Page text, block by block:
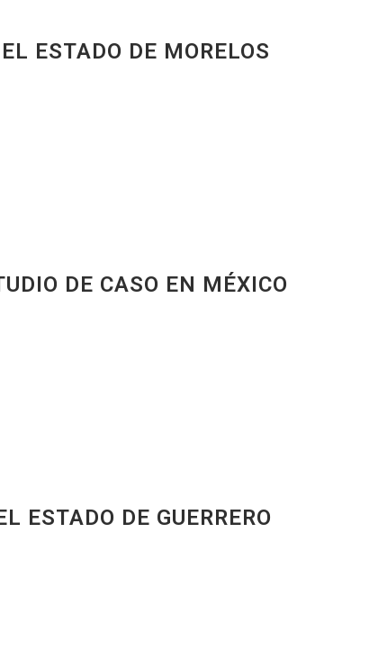
ESTADO DE MORELOS
DE CASO EN MÉXICO
ESTADO DE GUERRERO